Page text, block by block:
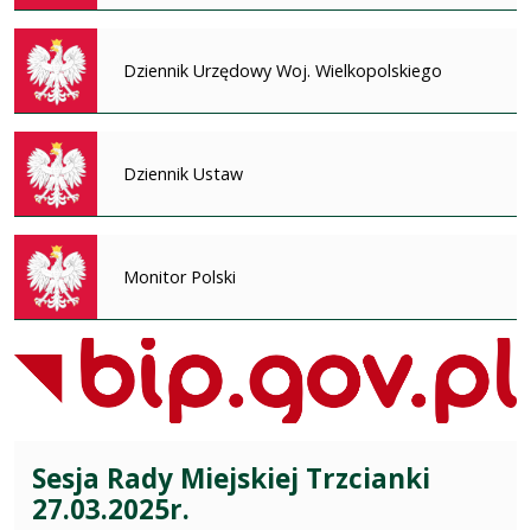
Dziennik Urzędowy Woj. Wielkopolskiego
Dziennik Ustaw
Monitor Polski
Sesja Rady Miejskiej Trzcianki
27.03.2025r.